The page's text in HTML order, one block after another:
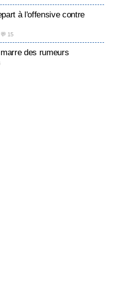
à l'offensive contre
💬 15
des rumeurs